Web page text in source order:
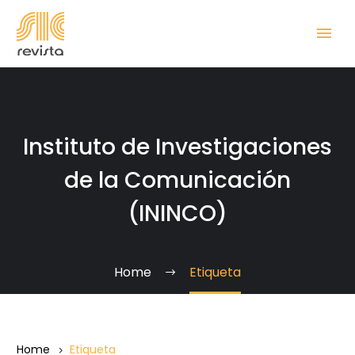
Instituto de Investigaciones
de la Comunicación
(ININCO)
Home Etiqueta
Home Etiqueta